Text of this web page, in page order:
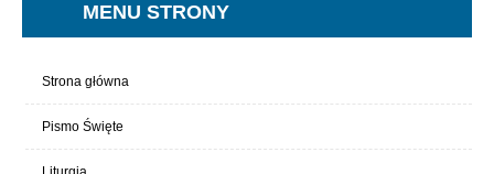
MENU STRONY
Strona główna
Pismo Święte